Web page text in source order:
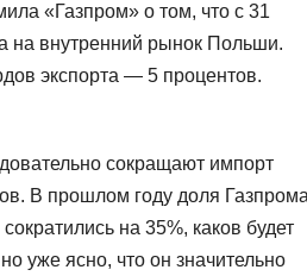
«Газпром» о том, что с 31
на внутренний рынок Польши.
экспорта — 5 процентов.
сокращают импорт
В прошлом году доля Газпрома
на 35%, каков будет
уже ясно, что он значительно